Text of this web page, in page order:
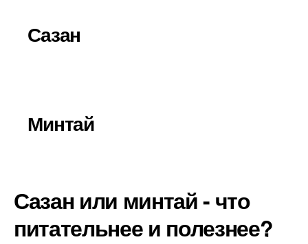
Сазан
Минтай
Сазан или минтай - что
питательнее и полезнее?